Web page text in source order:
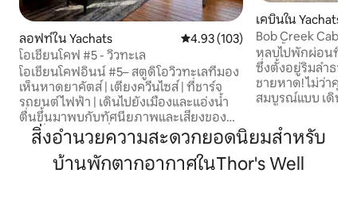
ลอฟท์ใน Yachats คะแนนเฉลี่ย 4.93 จาก 5, 103 รีวิว
4.93 (103)
โอเชียนโคฟ #5 - วิวทะเล
โอเชียนโคฟอินน์ #5– สตูดิโอวิวทะเลที่มอง
เห็นหาดยาคัตส์ | เตียงควีนไซส์ | ที่ชาร์จ
รถยนต์ไฟฟ้า | เดินไปยังเมืองและแอ่งน้ำ
ตื่นขึ้นมาพบกับทัศนียภาพและเสียงของ
ชายฝั่งออริกอนที่โอเชียนโคฟอินน์ #5 สตูดิ
โอที่อบอุ่นพร้อมวิวทะเลที่กว้างขวางเหนือ
ชายหาดที่แม่น้ำยาแชตส์มาบรรจบกับทะเล
เคบินใน Yachats
Bob Creek Cabin
อ่างน้ำร้อน - ป่า
หลบไปพักผ่อนที่เค
ซึ่งตั้งอยู่ริมลำธาร
ชายหาด! ไม่ว่าคุ
สมบูรณ์แบบ เดินป่
บ็อบครีกเคบินก็เ
ซ้อนของคุณ สถาป
รายละเอียดด้านสุ
"เคบินในป่า" แต่
สิ่งอำนวยความสะดวกยอดนิยมสำหรับ
บ้านพักตากอากาศในThor's Well